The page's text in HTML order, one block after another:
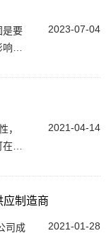
2023-07-04
是要
计
...
2021-04-14
，
高
应制造商
2021-01-28
司成